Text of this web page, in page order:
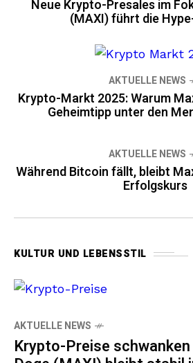
Neue Krypto-Presales im
(MAXI) führt die
AKTUELLE NEWS
Krypto-Markt 2025: Warum
Geheimtipp unter den
AKTUELLE NEWS
Während Bitcoin fällt, bleibt
Erfolgskurs
KULTUR UND LEBENSSTIL
AKTUELLE NEWS
Krypto-Preise